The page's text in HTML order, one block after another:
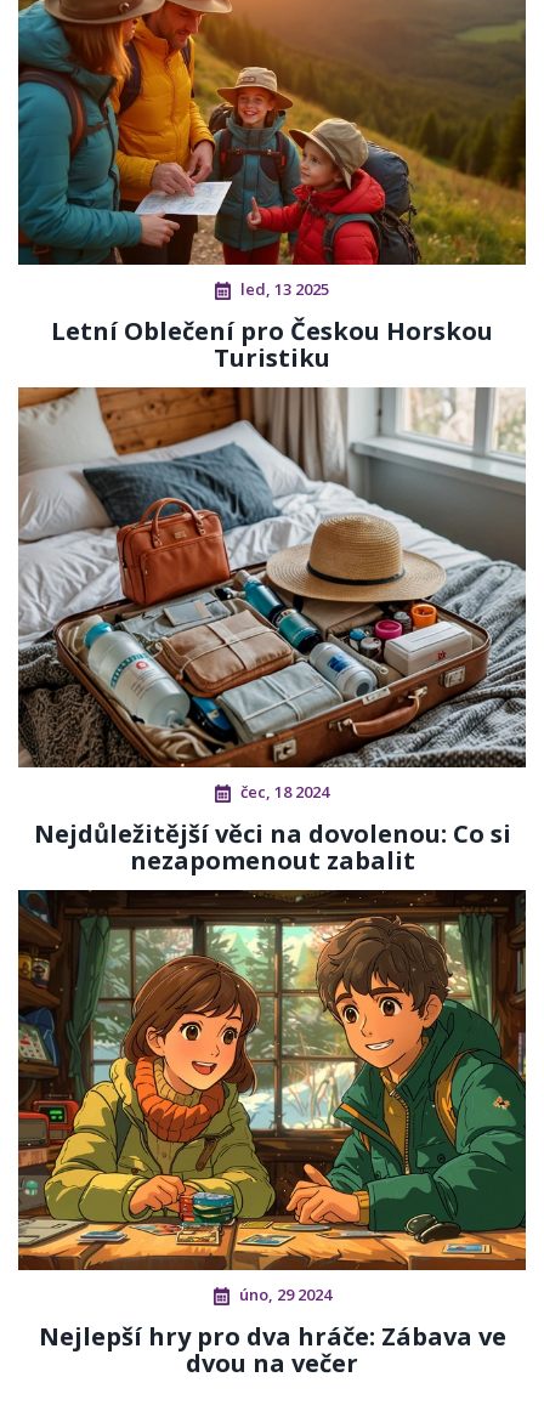
led, 13 2025
Letní Oblečení pro Českou Horskou
Turistiku
čec, 18 2024
Nejdůležitější věci na dovolenou: Co si
nezapomenout zabalit
úno, 29 2024
Nejlepší hry pro dva hráče: Zábava ve
dvou na večer